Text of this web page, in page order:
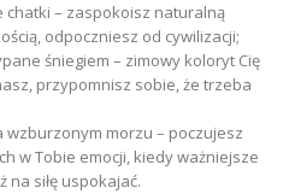
chatki – zaspokoisz naturalną
odpoczniesz od cywilizacji;
śniegiem – zimowy koloryt Cię
przypomnisz sobie, że trzeba
wzburzonym morzu – poczujesz
w Tobie emocji, kiedy ważniejsze
na siłę uspokajać.